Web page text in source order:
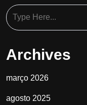
Archives
março 2026
agosto 2025